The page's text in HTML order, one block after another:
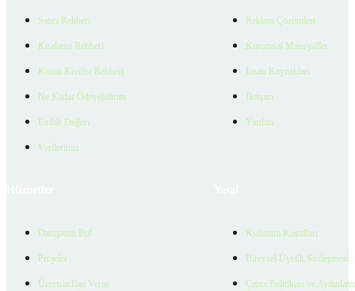
Satıcı Rehberi
Kiralama Rehberi
Konut Kredisi Rehberi
Ne Kadar Ödeyebilirim
Emlak Değeri
Verilerimiz
Reklam Çözümleri
Kurumsal Materyaller
İnsan Kaynakları
İletişim
Yardım
Danışman Bul
Projeler
Ücretsiz İlan Verin
Kullanım Koşulları
Bireysel Üyelik Sözleşmesi
Çerez Politikası ve